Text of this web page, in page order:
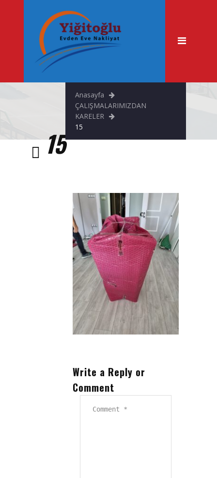
Hakkımızda
Hizmetlerimiz
Şehir İçi Taşımacılık
Asansörlü Nakliyat
Fuar & Stand Taşıma
Büro Taşıma
Çalışmalarımızdan Kareler
15
Anasayfa
ÇALIŞMALARIMIZDAN
KARELER
15
Write a Reply or
Comment